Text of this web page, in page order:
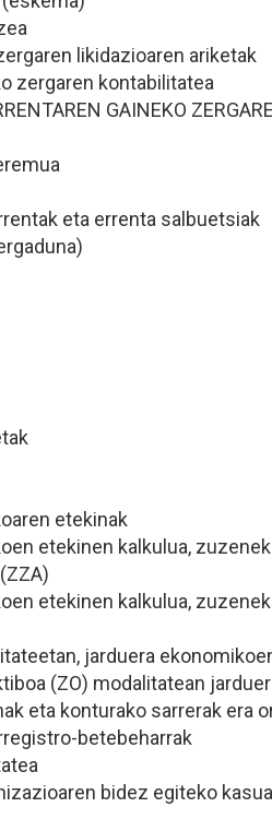
likidazioaren ariketak
zergaren kontabilitatea
GAINEKO
eta errenta salbuetsiak
etekinak
etekinen kalkulua,
etekinen kalkulua,
jarduera
(ZO) modalitatean
eta konturako sarrerak era
betebeharrak
bidez egiteko kasua